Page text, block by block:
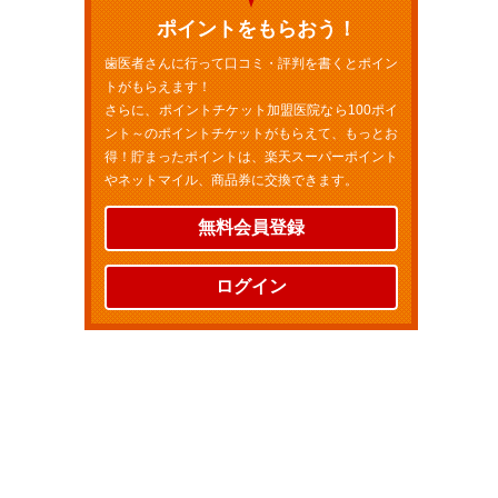
ポイントをもらおう！
歯医者さんに行って口コミ・評判を書くとポイン
トがもらえます！
さらに、ポイントチケット加盟医院なら100ポイ
ント～のポイントチケットがもらえて、もっとお
得！貯まったポイントは、楽天スーパーポイント
やネットマイル、商品券に交換できます。
無料会員登録
ログイン